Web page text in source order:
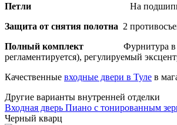
Петли На
Защита от снятия полотна 2
Полный комплект Фурнитура в
регламентируется), регулируемый
Качественные входные двери в Туле в
Другие варианты внутренней отделки
Входная дверь Пиано с тонированным
Черный кварц